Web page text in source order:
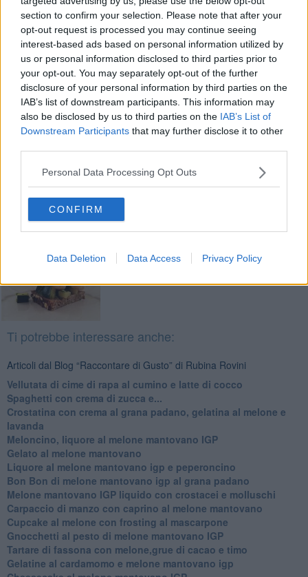
section to confirm your selection. Please note that after your
opt-out request is processed you may continue seeing
interest-based ads based on personal information utilized by
us or personal information disclosed to third parties prior to
your opt-out. You may separately opt-out of the further
disclosure of your personal information by third parties on the
IAB’s list of downstream participants. This information may
also be disclosed by us to third parties on the IAB’s List of
Downstream Participants that may further disclose it to other
Personal Data Processing Opt Outs
CONFIRM
Data Deletion Data Access Privacy Policy
plumcake e coprendo con fiocchi d'avena) le zucchine, adagiatevi
sopra i gamberi e chiudete con la seconda fetta.
Condite con un filo di olio a crudo e servite.
Rubina Rovini
Se vuoi leggere le notizie principali della Toscana iscriviti alla
Newsletter QUInews - ToscanaMedia.Arriva gratis tutti i giorni
alle 20:00 direttamente nella tua casella di posta.
Basta cliccare QUI
Fotogallery
Ti potrebbe interessare anche:
Articoli dal Blog “Raccontare di Gusto” di Rubina Rovini
Vellutata di cime di rapa al cumino e latte di cocco
Spaghetti con crema di zucca e...
Crostatina con crema al grana padano, gelatina al melone e
lavanda
Meloncino, liquore al melone mantovano IGP
Gelato al melone mantovano
Liquore al melone mantovano igp e peperoncino
Bon Bon di melone mantovano igp al grana padano
Melone mantovano IGP liquido con crostacei e molluschi
Carpaccio di manzo con caprino al melone mantovano
Cupcake al melone con frosting al mascarpone
Gnocchetti al pesto di melone mantovano IGP
Tartare di fassona con melone,grue di cacao e timo
Gelatine al cardamomo e melone mantovano igp